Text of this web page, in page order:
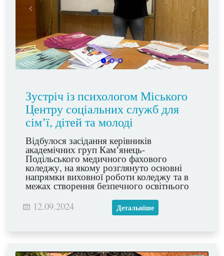
Зустріч із психологом Міського
Центру соціальних служб для
сімʼї, дітей та молоді
Відбулося засідання керівників
академічних груп Камʼянець-
Подільського медичного фахового
коледжу, на якому розглянуто основні
напрямки виховної роботи коледжу та в
межах створення безпечного освітнього
середовища організована зустріч з
психологом Міського Центру соціальних
служб для сімʼї, дітей та молоді Віталієм
шляхи виявлення та профілактики.
12.09.2024 Детальніше